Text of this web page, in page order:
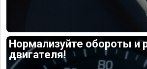
Нормализуйте обороты и
двигателя!